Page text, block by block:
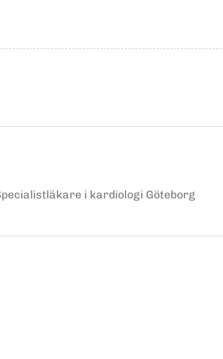
i kardiologi Göteborg